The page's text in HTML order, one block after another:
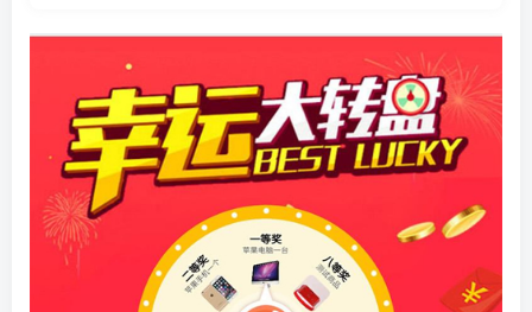
登录密码
记住登录 找回密码|免密登录
登录
社交账号登录